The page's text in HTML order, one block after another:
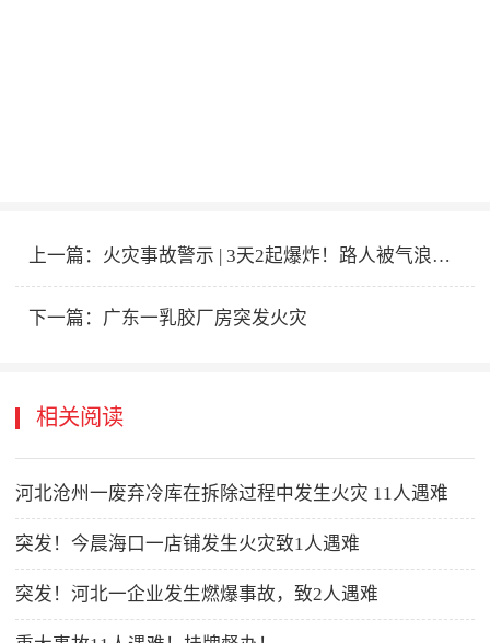
上一篇： 火灾事故警示 | 3天2起爆炸！路人被气浪冲飞！
下一篇： 广东一乳胶厂房突发火灾
相关阅读
河北沧州一废弃冷库在拆除过程中发生火灾 11人遇难
突发！今晨海口一店铺发生火灾致1人遇难
突发！河北一企业发生燃爆事故，致2人遇难